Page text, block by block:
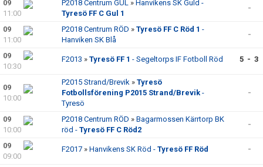
09
11:00
P2018 Centrum GUL » Hanvikens SK Guld -
Tyresö FF C Gul 1
-
09
11:00
P2018 Centrum RÖD » Tyresö FF C Röd 1 -
Hanviken SK Blå
-
09
10:30
F2013 » Tyresö FF 1 - Segeltorps IF Fotboll Röd 5 - 3
09
10:00
P2015 Strand/Brevik » Tyresö
Fotbollsförening P2015 Strand/Brevik-
Tyresö
-
09
10:00
P2018 Centrum RÖD » Bagarmossen Kärrtorp BK
röd - Tyresö FF C Röd2
-
09
09:00
F2017 » Hanvikens SK Röd - Tyresö FF Röd -